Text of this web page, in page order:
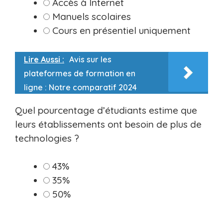
Accès à Internet
Manuels scolaires
Cours en présentiel uniquement
Lire Aussi : Avis sur les
plateformes de formation en
ligne : Notre comparatif 2024
Quel pourcentage d’étudiants estime que
leurs établissements ont besoin de plus de
technologies ?
43%
35%
50%